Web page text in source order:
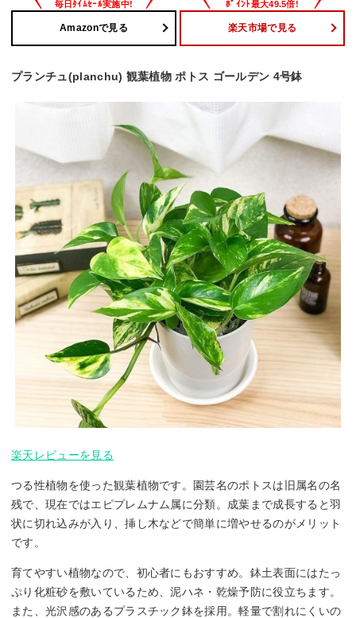
Amazonで見る 楽天市場で見る
プランチュ(planchu) 観葉植物 ポトス ゴールデン 4号鉢
楽天レビューを見る
つる性植物を使った観葉植物です。園芸名のポトスは旧属名の名
残で、現在ではエピプレムナム属に分類。成葉まで成長すると羽
状に切れ込みが入り、挿し木などで簡単に増やせるのがメリット
です。
育てやすい植物なので、初心者にもおすすめ。鉢土表面にはたっ
ぷり化粧砂を敷いているため、泥ハネ・乾燥予防に役立ちます。
また、光沢感のあるプラスチック鉢を採用。軽量で割れにくいの